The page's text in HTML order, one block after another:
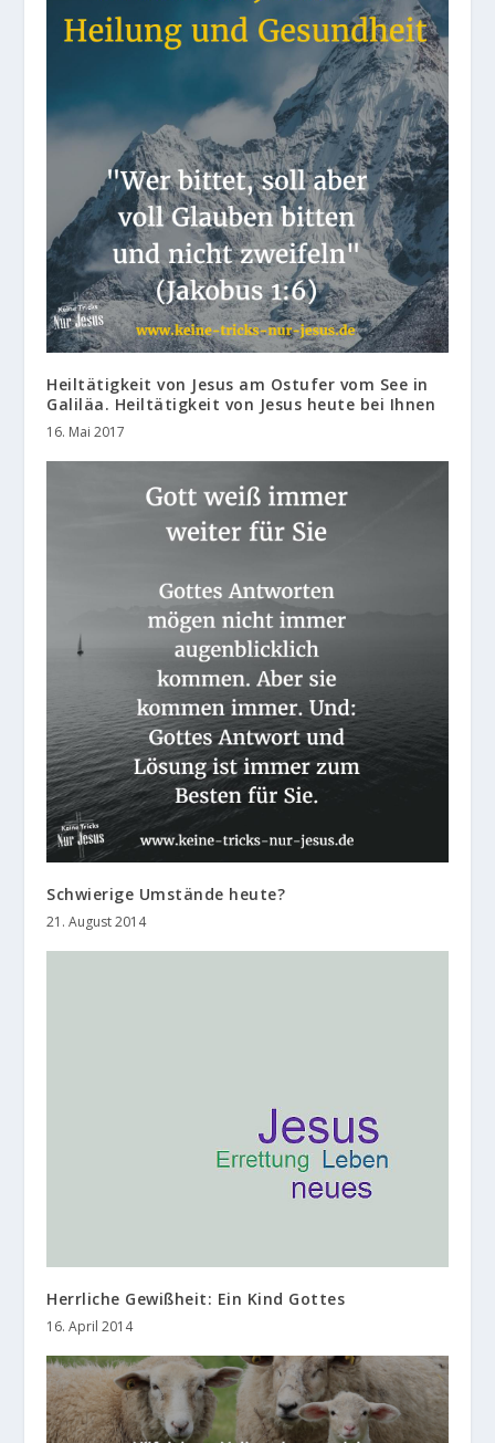
Heiltätigkeit von Jesus am Ostufer vom See in
Galiläa. Heiltätigkeit von Jesus heute bei Ihnen
16. Mai 2017
Schwierige Umstände heute?
21. August 2014
Herrliche Gewißheit: Ein Kind Gottes
16. April 2014